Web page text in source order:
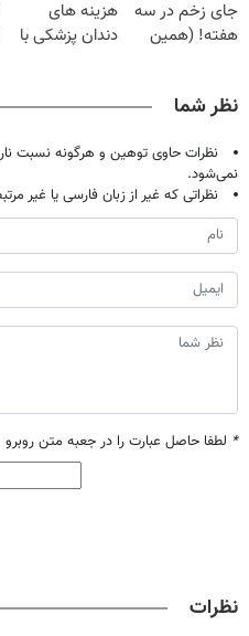
جای زخم در سه
هفته! (همین
هزینه های
دندان پزشکی با
نظر شما
نظرات حاوی توهین و هرگونه نسبت
نمی‌شود.
نظراتی که غیر از زبان فارسی یا غیر
* لطفا حاصل عبارت را در جعبه متن روبرو
نظرات